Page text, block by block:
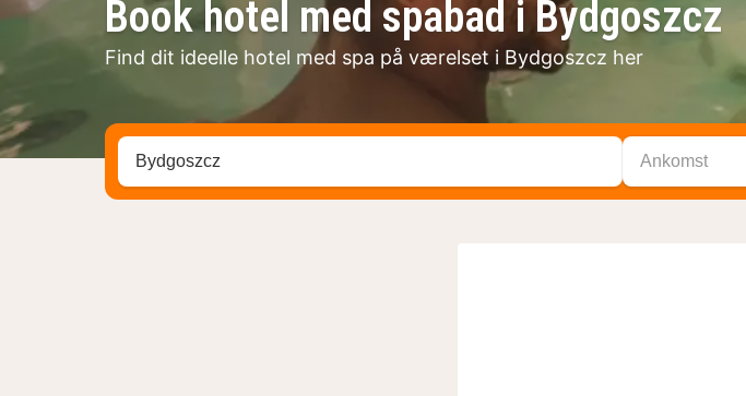
Book hotel med spabad i Bydgoszcz
Find dit ideelle hotel med spa på værelset i Bydgoszcz her
Søk hotell, region eller by Ankomst